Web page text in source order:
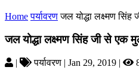
Home पर्यावरण जल योद्धा लक्ष्मण
जल योद्धा लक्ष्मण सिंह जी से एक
| पर्यावरण | Jan 29, 2019 |